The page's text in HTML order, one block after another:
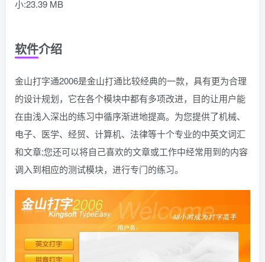
小:23.39 MB
软件介绍
金山打字通2006是金山打通比较经典的一款，具有更为合理
的设计规划，它在各个模块中都有多项改进，目的让用户能
在由浅入深出的练习中循序渐进地提高。为您提供了机械、
电子、医学、经贸、计算机、法律等十个专业的中英文词汇
和文章;您还可以将自己喜欢的文章或工作中经常用到的内容
调入到相应的测试模块，进行专门的练习。